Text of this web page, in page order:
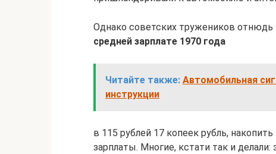
Однако советских тружеников отнюдь
средней зарплате 1970 года
Читайте также: Автомобильная
инструкции
в 115 рублей 17 копеек рубль,
зарплаты. Многие, кстати так и делали: